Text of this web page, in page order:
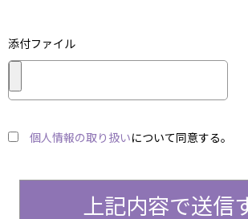
添付ファイル
個人情報の取り扱いについて同意する。